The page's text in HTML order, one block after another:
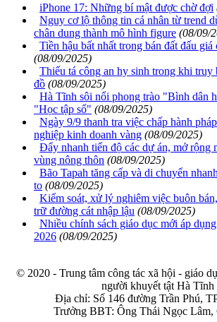
iPhone 17: Những bí mật được chờ đợi
Nguy cơ lộ thông tin cá nhân từ trend
chân dung thành mô hình figure (08/09/
Tiền hậu bất nhất trong bán đất đấu
(08/09/2025)
Thiếu tá công an hy sinh trong khi truy
đồ (08/09/2025)
Hà Tĩnh sôi nổi phong trào "Bình dân
"Học tập số" (08/09/2025)
Ngày 9/9 thanh tra việc chấp hành
nghiệp kinh doanh vàng (08/09/2025)
Đẩy nhanh tiến độ các dự án, mở rộng
vùng nông thôn (08/09/2025)
Bão Tapah tăng cấp và di chuyển
to (08/09/2025)
Kiểm soát, xử lý nghiêm việc buôn
trữ đường cát nhập lậu (08/09/2025)
Nhiều chính sách giáo dục mới áp
2026 (08/09/2025)
© 2020 - Trung tâm công tác xã hội - giáo
người khuyết tật Hà Tĩnh
Địa chỉ: Số 146 đường Trần Phú,
Trưởng BBT: Ông Thái Ngọc Lâm,